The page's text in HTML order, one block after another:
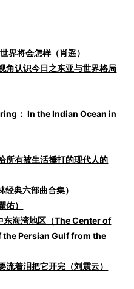
界将会怎样（肖遥）
角认识今日之东亚与世界格局
： In the Indian Ocean in
所有被生活捶打的现代人的
典六部曲合集）
）
东海湾地区（The Center of
Persian Gulf from the
着泪把它开完（刘震云）